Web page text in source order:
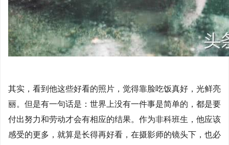
其实，看到他这些好看的照片，觉得靠脸吃饭真好，光鲜亮
丽。但是有一句话是：世界上没有一件事是简单的，都是要
付出努力和劳动才会有相应的结果。作为非科班生，他应该
感受的更多，就算是长得再好看，在摄影师的镜头下，也必